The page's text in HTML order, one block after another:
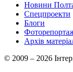
Новини
Спецпроекти
Блоги
Архів
© 2009 – 2026